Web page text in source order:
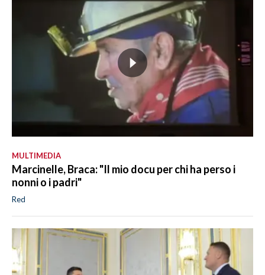
MULTIMEDIA
Marcinelle, Braca: "Il mio docu per chi ha perso i
nonni o i padri"
Red